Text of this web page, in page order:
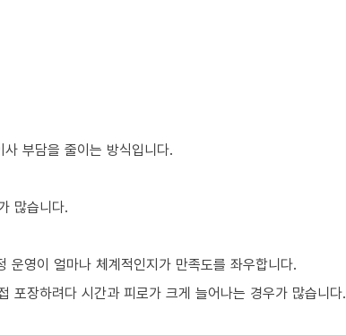
사 부담을 줄이는 방식입니다.
많습니다.
영이 얼마나 체계적인지가 만족도를 좌우합니다.
포장하려다 시간과 피로가 크게 늘어나는 경우가 많습니다.